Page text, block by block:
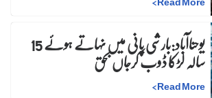
یوحناآباد:بارشی پانی میں نہاتے ہوئے 15 سالہ لڑکا ڈوب کرجاں بحق
Read More
>